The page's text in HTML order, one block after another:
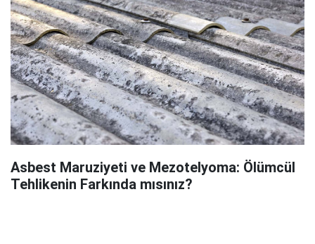
Asbest Maruziyeti ve Mezotelyoma: Ölümcül
Tehlikenin Farkında mısınız?